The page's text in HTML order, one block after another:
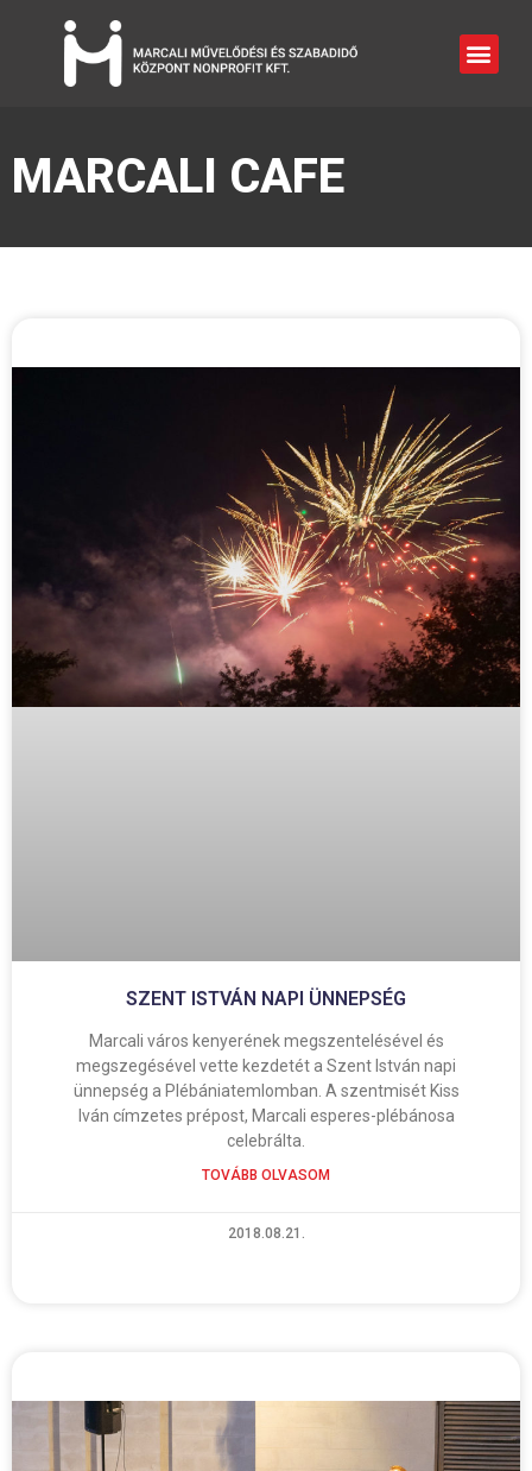
MARCALI CAFE
SZENT ISTVÁN NAPI ÜNNEPSÉG
Marcali város kenyerének megszentelésével és
megszegésével vette kezdetét a Szent István napi
ünnepség a Plébániatemlomban. A szentmisét Kiss
Iván címzetes prépost, Marcali esperes-plébánosa
celebrálta.
TOVÁBB OLVASOM
2018.08.21.